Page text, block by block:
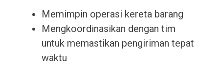
Memimpin operasi kereta barang
Mengkoordinasikan dengan tim
untuk memastikan pengiriman tepat
waktu